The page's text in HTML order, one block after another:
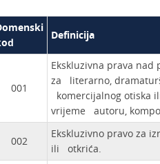
Definicija
001
Ekskluzivna prava
za literarno,
komercijalnog otiska
vrijeme autoru,
002
Ekskluzivno pravo za
ili otkrića.